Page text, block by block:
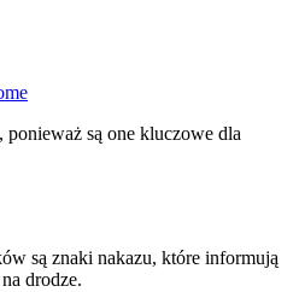
są ⁤one‌ kluczowe dla
są znaki nakazu, które informują
drodze.